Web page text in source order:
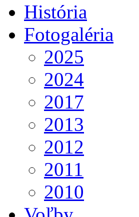
História
Fotogaléria
2025
2024
2017
2013
2012
2011
2010